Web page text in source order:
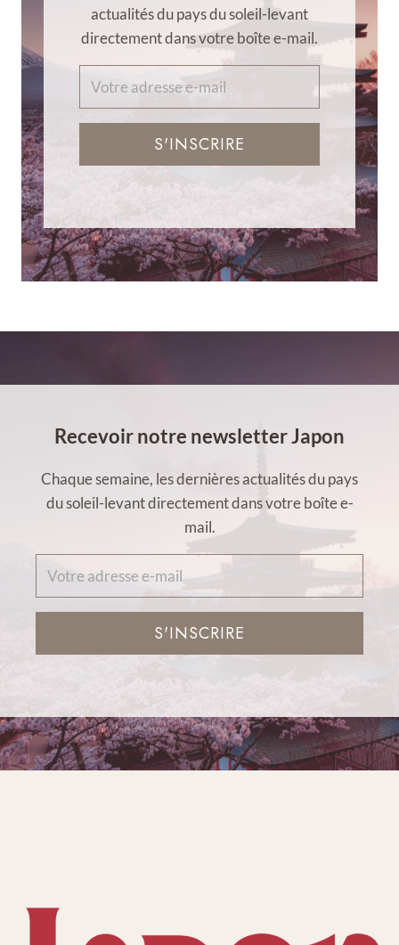
actualités du pays du soleil-levant
directement dans votre boîte e-mail.
S'INSCRIRE
Recevoir notre newsletter Japon
Chaque semaine, les dernières actualités du pays
du soleil-levant directement dans votre boîte e-
mail.
S'INSCRIRE